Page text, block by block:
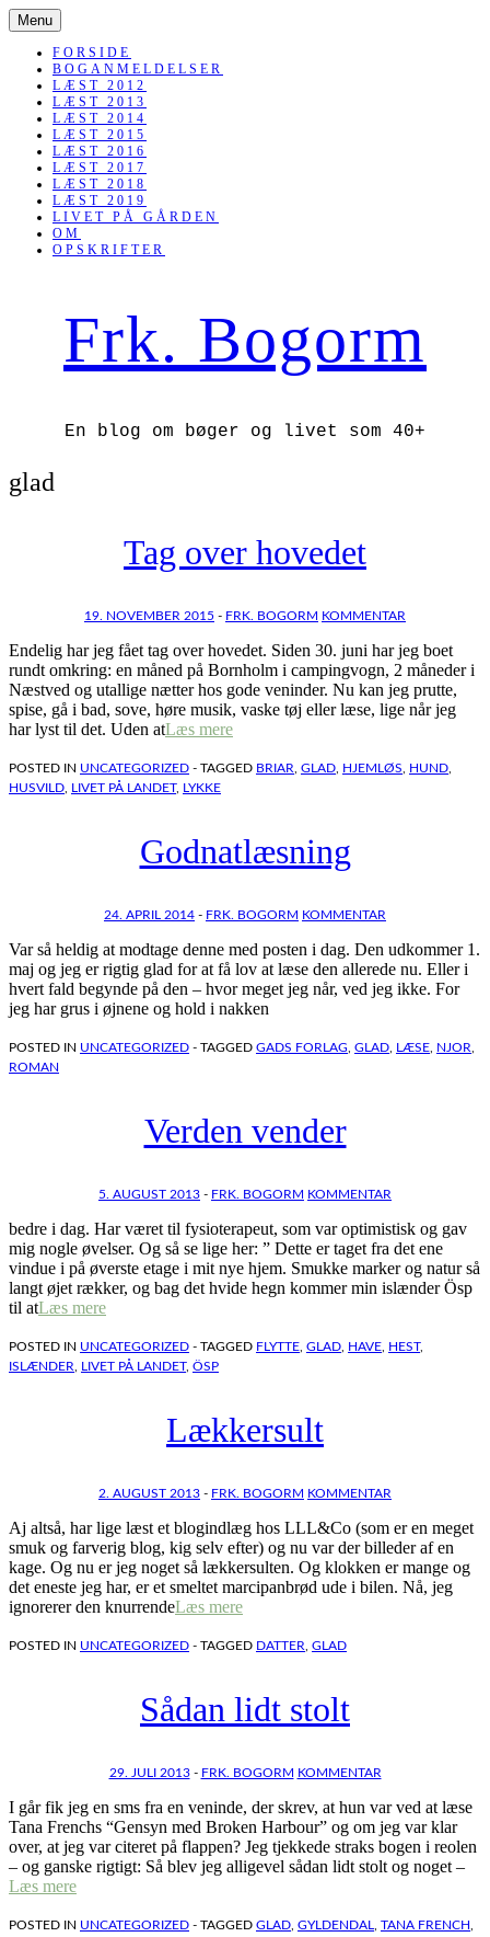
Menu SKIP
TO
CONTENT
FORSIDE
BOGANMELDELSER
LÆST 2012
LÆST 2013
LÆST 2014
LÆST 2015
LÆST 2016
LÆST 2017
LÆST 2018
LÆST 2019
LIVET PÅ GÅRDEN
OM
OPSKRIFTER
Frk. Bogorm
En blog om bøger og livet som 40+
glad
Tag over hovedet
19. NOVEMBER 2015 - FRK. BOGORM KOMMENTAR
Endelig har jeg fået tag over hovedet. Siden 30. juni har jeg boet
rundt omkring: en måned på Bornholm i campingvogn, 2 måneder i
Næstved og utallige nætter hos gode veninder. Nu kan jeg prutte,
spise, gå i bad, sove, høre musik, vaske tøj eller læse, lige når jeg
har lyst til det. Uden atLæs mere
POSTED IN UNCATEGORIZED - TAGGED BRIAR GLAD HJEMLØS HUND
HUSVILD
LIVET PÅ LANDET, LYKKE
Godnatlæsning
24. APRIL 2014 - FRK. BOGORM KOMMENTAR
Var så heldig at modtage denne med posten i dag. Den udkommer 1.
maj og jeg er rigtig glad for at få lov at læse den allerede nu. Eller i
hvert fald begynde på den – hvor meget jeg når, ved jeg ikke. For
jeg har grus i øjnene og hold i nakken
POSTED IN UNCATEGORIZED - TAGGED GADS FORLAG GLAD LÆSE NJOR
ROMAN
Verden vender
5. AUGUST 2013 - FRK. BOGORM KOMMENTAR
bedre i dag. Har været til fysioterapeut, som var optimistisk og gav
mig nogle øvelser. Og så se lige her: ” Dette er taget fra det ene
vindue i på øverste etage i mit nye hjem. Smukke marker og natur så
langt øjet rækker, og bag det hvide hegn kommer min islænder Ösp
til atLæs mere
POSTED IN UNCATEGORIZED - TAGGED FLYTTE GLAD HAVE HEST,
ISLÆNDER
LIVET PÅ LANDET, ÖSP
Lækkersult
2. AUGUST 2013 - FRK. BOGORM KOMMENTAR
Aj altså, har lige læst et blogindlæg hos LLL&Co (som er en meget
smuk og farverig blog, kig selv efter) og nu var der billeder af en
kage. Og nu er jeg noget så lækkersulten. Og klokken er mange og
det eneste jeg har, er et smeltet marcipanbrød ude i bilen. Nå, jeg
ignorerer den knurrendeLæs mere
POSTED IN UNCATEGORIZED - TAGGED DATTER GLAD
Sådan lidt stolt
29. JULI 2013- FRK. BOGORM KOMMENTAR
I går fik jeg en sms fra en veninde, der skrev, at hun var ved at læse
Tana Frenchs “Gensyn med Broken Harbour” og om jeg var klar
over, at jeg var citeret på flappen? Jeg tjekkede straks bogen i reolen
– og ganske rigtigt: Så blev jeg alligevel sådan lidt stolt og noget –
Læs mere
POSTED IN UNCATEGORIZED - TAGGED GLAD GYLDENDAL TANA FRENCH